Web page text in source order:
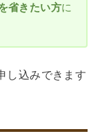
省きたい方に
し込みできます